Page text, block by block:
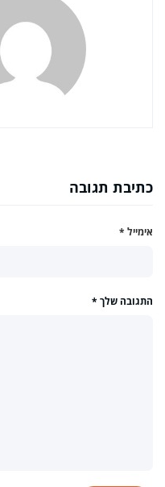
כתיבת תגובה
אימייל *
התגובה שלך *